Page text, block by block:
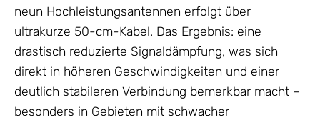
neun Hochleistungsantennen erfolgt über
ultrakurze 50-cm-Kabel. Das Ergebnis: eine
drastisch reduzierte Signaldämpfung, was sich
direkt in höheren Geschwindigkeiten und einer
deutlich stabileren Verbindung bemerkbar macht –
besonders in Gebieten mit schwacher